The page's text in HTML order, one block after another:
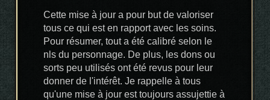
Cette mise à jour a pour but de valoriser
tous ce qui est en rapport avec les soins.
Pour résumer, tout a été calibré selon le
nls du personnage. De plus, les dons ou
sorts peu utilisés ont été revus pour leur
donner de l'intérêt. Je rappelle à tous
qu'une mise à jour est toujours assujettie à